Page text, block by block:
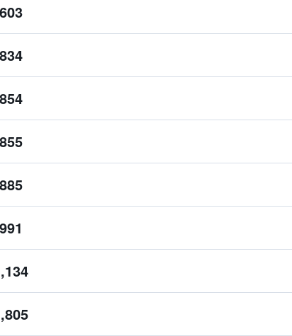
603 ﷼
834 ﷼
854 ﷼
855 ﷼
885 ﷼
991 ﷼